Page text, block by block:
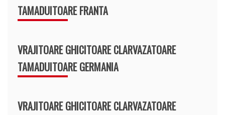
TAMADUITOARE FRANTA
VRAJITOARE GHICITOARE CLARVAZATOARE
TAMADUITOARE GERMANIA
VRAJITOARE GHICITOARE CLARVAZATOARE